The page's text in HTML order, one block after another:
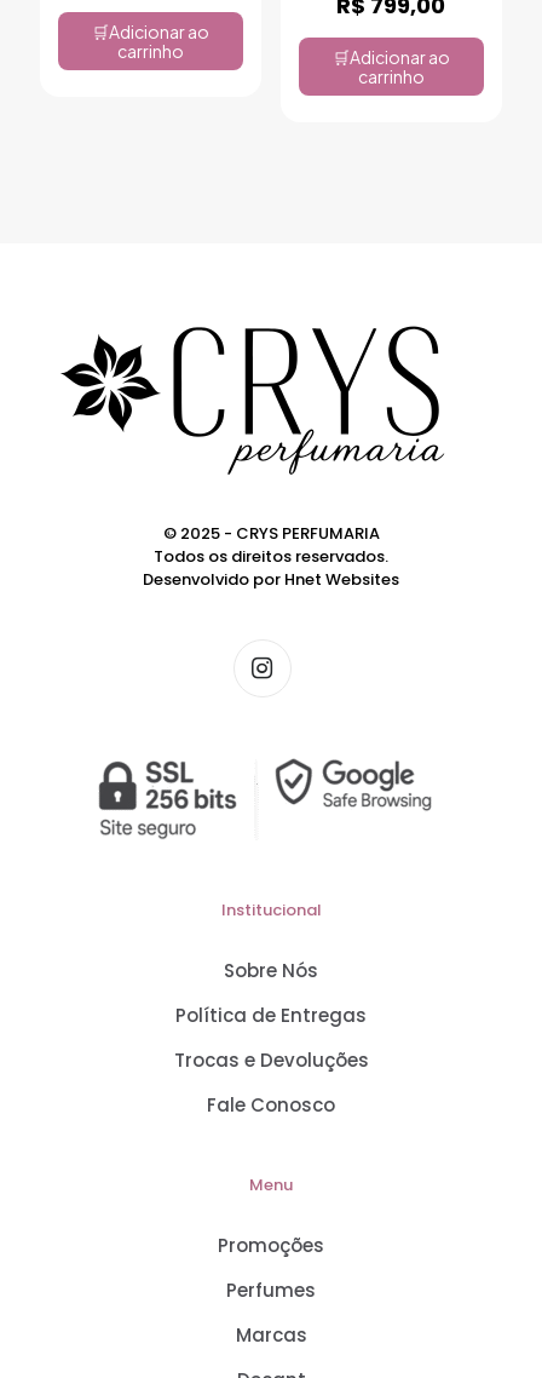
Adicionar ao
carrinho
Adicionar ao
carrinho
© 2025 - CRYS PERFUMARIA
Todos os direitos reservados.
Desenvolvido por Hnet Websites
Institucional
Sobre Nós
Política de Entregas
Trocas e Devoluções
Fale Conosco
Menu
Promoções
Perfumes
Marcas